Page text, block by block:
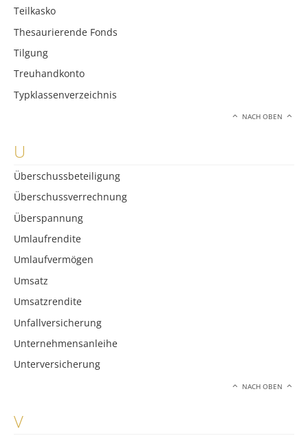
Teilkasko
Thesaurierende Fonds
Tilgung
Treuhandkonto
Typklassenverzeichnis
NACH OBEN
U
Überschussbeteiligung
Überschussverrechnung
Überspannung
Umlaufrendite
Umlaufvermögen
Umsatz
Umsatzrendite
Unfallversicherung
Unternehmensanleihe
Unterversicherung
NACH OBEN
V